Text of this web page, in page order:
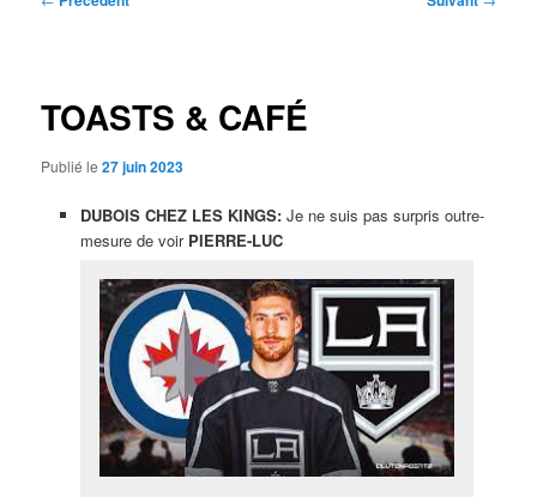
TOASTS & CAFÉ
Publié le27 juin 2023
DUBOIS CHEZ LES KINGS: Je ne suis pas surpris outre-
mesure de voir PIERRE-LUC